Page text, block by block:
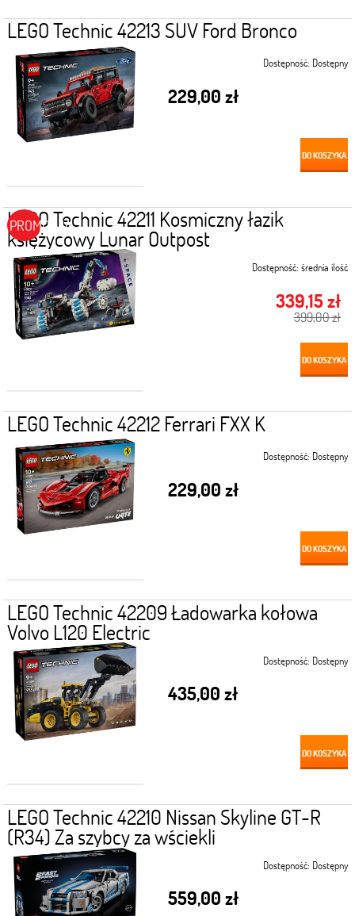
LEGO Technic 42213 SUV Ford Bronco
Dostępność: Dostępny
229,00 zł
DO KOSZYKA
LEGO Technic 42211 Kosmiczny łazik
księżycowy Lunar Outpost
Dostępność: średnia ilość
339,15 zł
399,00 zł
DO KOSZYKA
PROMOCJA
LEGO Technic 42212 Ferrari FXX K
Dostępność: Dostępny
229,00 zł
DO KOSZYKA
LEGO Technic 42209 Ładowarka kołowa
Volvo L120 Electric
Dostępność: Dostępny
435,00 zł
DO KOSZYKA
LEGO Technic 42210 Nissan Skyline GT-R
(R34) Za szybcy za wściekli
Dostępność: Dostępny
559,00 zł